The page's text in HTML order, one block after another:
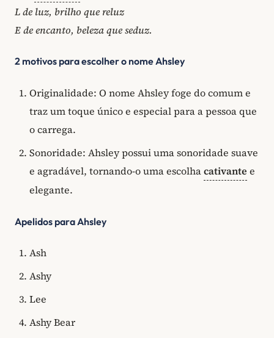
L de luz, brilho que reluz
E de encanto, beleza que seduz.
2 motivos para escolher o nome Ahsley
Originalidade: O nome Ahsley foge do comum e
traz um toque único e especial para a pessoa que
o carrega.
Sonoridade: Ahsley possui uma sonoridade suave
e agradável, tornando-o uma escolhacativante e
elegante.
Apelidos para Ahsley
Ash
Ashy
Lee
Ashy Bear